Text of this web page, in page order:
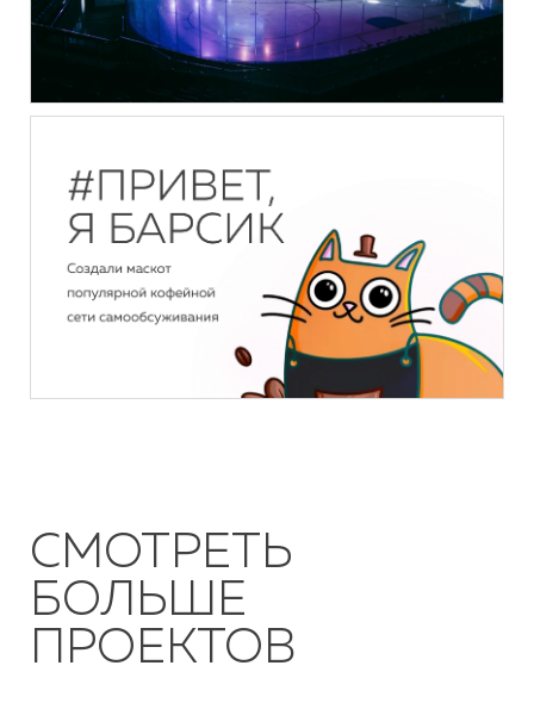
СМОТРЕТЬ
БОЛЬШЕ
ПРОЕКТОВ